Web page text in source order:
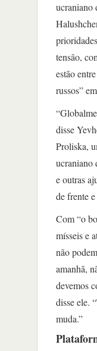
ucraniano
tensão,
estão
russos”
disse
Proliska,
ucraniano
e outras
de frente
Com “o
mísseis e
não
amanhã,
devemos
disse ele.
muda.”